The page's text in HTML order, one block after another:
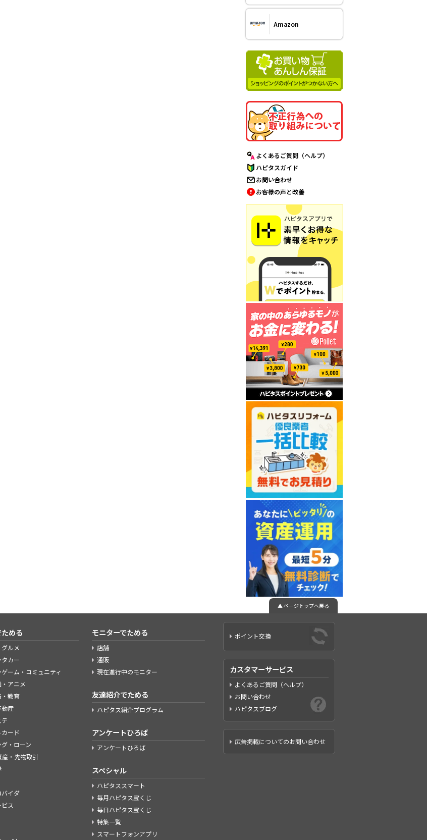
Amazon
よくあるご質問（ヘルプ）
ハピタスガイド
お問い合わせ
お客様の声と改善
▲ ページトップへ戻る
める
ルメ
カー
ーム・コミュニティ
アニメ
教育
動産
ード
・ローン
産・先物取引
イダ
ス
モニターでためる
店舗
通販
現在進行中のモニター
友達紹介でためる
ハピタス紹介プログラム
アンケートひろば
アンケートひろば
スペシャル
ハピタススマート
毎月ハピタス宝くじ
毎日ハピタス宝くじ
特集一覧
スマートフォンアプリ
ポイント交換
カスタマーサービス
よくあるご質問（ヘルプ）
お問い合わせ
ハピタスブログ
広告掲載についてのお問い合わせ